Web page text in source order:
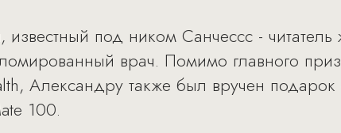
под ником Санчессс -
врач. Помимо главного
Александру также был вручен
100.